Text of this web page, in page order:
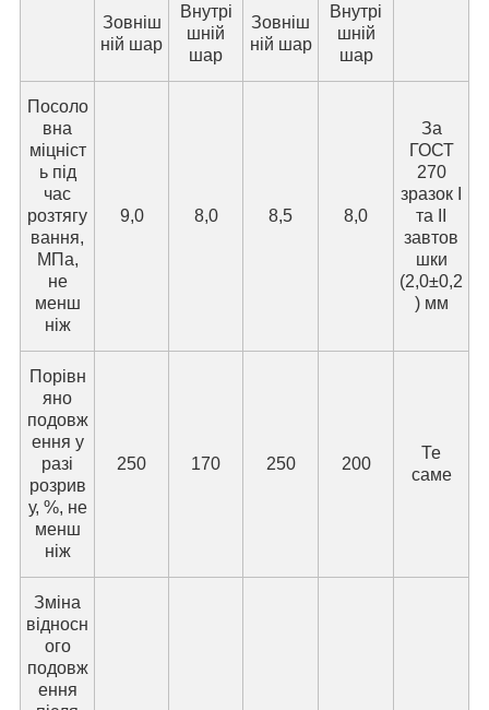
Зовніш
ній шар
Внутрі
шній
шар
Зовніш
ній шар
Внутрі
шній
шар
Посоло
вна
міцніст
ь під
час
розтягу
вання,
МПа,
не
менш
ніж
9,0 8,0 8,5 8,0
За
ГОСТ
270
зразок I
та II
завтов
шки
(2,0±0,2
) мм
Порівн
яно
подовж
ення у
разі
розрив
у, %, не
менш
ніж
250 170 250 200
Те
саме
Зміна
відносн
ого
подовж
ення